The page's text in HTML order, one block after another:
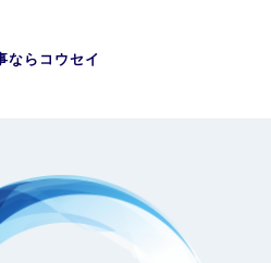
ならコウセイ